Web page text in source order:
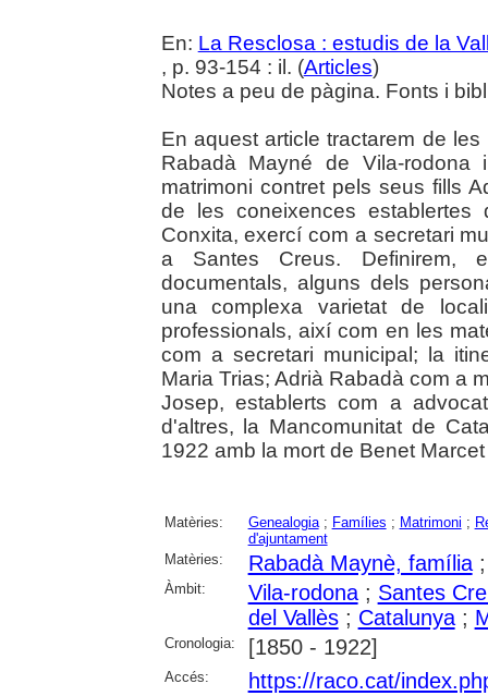
En: La Resclosa : estudis de la
, p. 93-154 : il. (Articles)
Notes a peu de pàgina. Fonts i
En aquest article tractarem de
Rabadà Mayné de Vila-
matrimoni contret pels seus fills
de les coneixences
Conxita, exercí com a secretari
a Santes Creus. Definirem,
documentals, alguns dels
una complexa varietat de
professionals, així com en les
com a secretari municipal; la
Maria Trias; Adrià Rabadà com a
Josep, establerts com a
d'altres, la Mancomunitat de
1922 amb la mort de Benet Marcet
Matèries: Genealogia; Famílies ; Matrimoni ;
d'ajuntament
Matèries:
Rabadà Maynè, família
Àmbit: Vila-rodona; Santes
del Vallès; Catalunya;
Cronologia: [1850 - 1922]
Accés: https://raco.cat/